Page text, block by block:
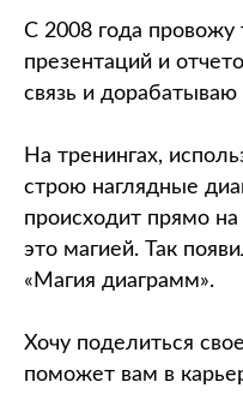
C 2008 года провожу
презентаций и
связь и дорабатываю
На тренингах,
строю наглядные
происходит прямо на
это магией. Так
«Магия диаграмм».
Хочу поделиться
поможет вам в